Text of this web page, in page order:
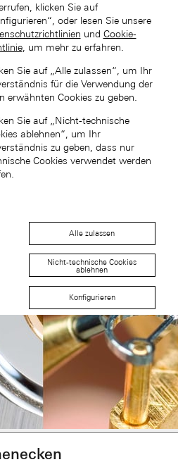
Kanten von Platinen, Brücken und
und poliert. Für das Können der
hierbei, dass nach der Anglierung
die Fasen, über einen
dieselbe Breite verfügen. Die Politur
in reiner Handarbeit aus. Werkteile
mit Schleifgummis abnehmender
einer Politurbürste vollendet, die
rotierenden Holzscheibe poliert.
klicken Sie auf
oder lesen Sie unsere
und Cookie-
, um mehr zu erfahren.
Sie auf „Alle zulassen“, um Ihr
für die Verwendung der
erwähnten Cookies zu geben.
Sie auf „Nicht-technische
ablehnen“, um Ihr
zu geben, dass nur
Cookies verwendet werden
Alle zulassen
Nicht-technische Cookies
ablehnen
Konfigurieren